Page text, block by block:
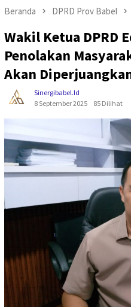
Beranda DPRD Prov Babel
Wakil Ketua DPRD
Penolakan
Akan
Sinergibabel.id
8 September 2025
85 Dilihat